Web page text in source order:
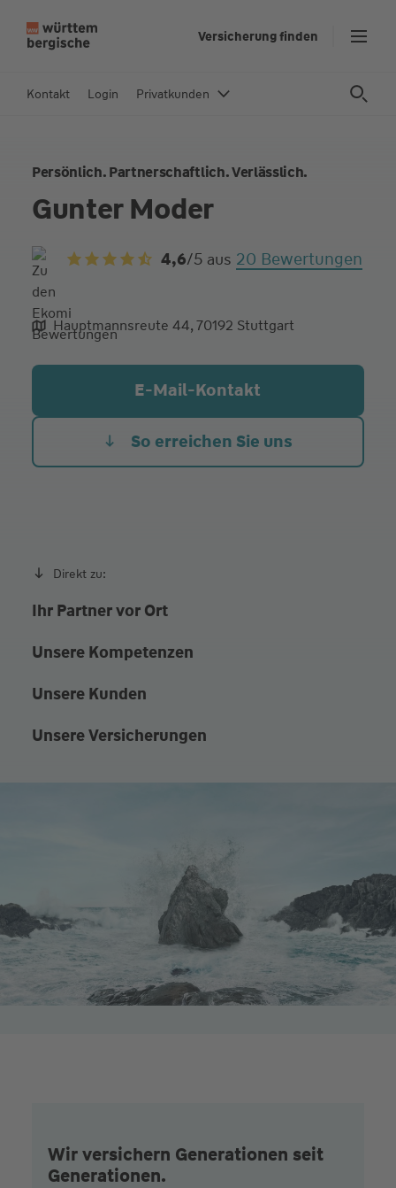
In
Versicherung finden
Kontakt Login Privatkunden
Persönlich. Partnerschaftlich. Verlässlich.
Gunter Moder
4,6/5 aus 20 Bewertungen
aliqua culpa cillum ullamco
Hauptmannsreute 44, 70192 Stuttgart
E-Mail-Kontakt
So erreichen Sie uns
Direkt zu:
Ihr Partner vor Ort
Unsere Kompetenzen
Unsere Kunden
Unsere Versicherungen
Wir versichern Generationen seit
Generationen.